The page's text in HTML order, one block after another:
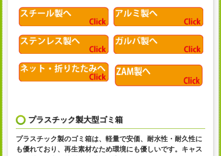
プラスチック製大型ゴミ箱
プラスチック製のゴミ箱は、軽量で安価、耐水性・耐久性に
も優れており、再生素材なため環境にも優しいです。キャス